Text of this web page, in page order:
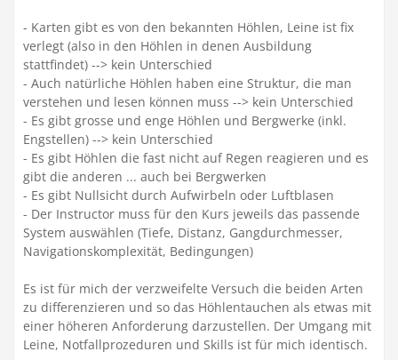
- Karten gibt es von den bekannten Höhlen, Leine ist fix
verlegt (also in den Höhlen in denen Ausbildung
stattfindet) --> kein Unterschied
- Auch natürliche Höhlen haben eine Struktur, die man
verstehen und lesen können muss --> kein Unterschied
- Es gibt grosse und enge Höhlen und Bergwerke (inkl.
Engstellen) --> kein Unterschied
- Es gibt Höhlen die fast nicht auf Regen reagieren und es
gibt die anderen ... auch bei Bergwerken
- Es gibt Nullsicht durch Aufwirbeln oder Luftblasen
- Der Instructor muss für den Kurs jeweils das passende
System auswählen (Tiefe, Distanz, Gangdurchmesser,
Navigationskomplexität, Bedingungen)
Es ist für mich der verzweifelte Versuch die beiden Arten
zu differenzieren und so das Höhlentauchen als etwas mit
einer höheren Anforderung darzustellen. Der Umgang mit
Leine, Notfallprozeduren und Skills ist für mich identisch.